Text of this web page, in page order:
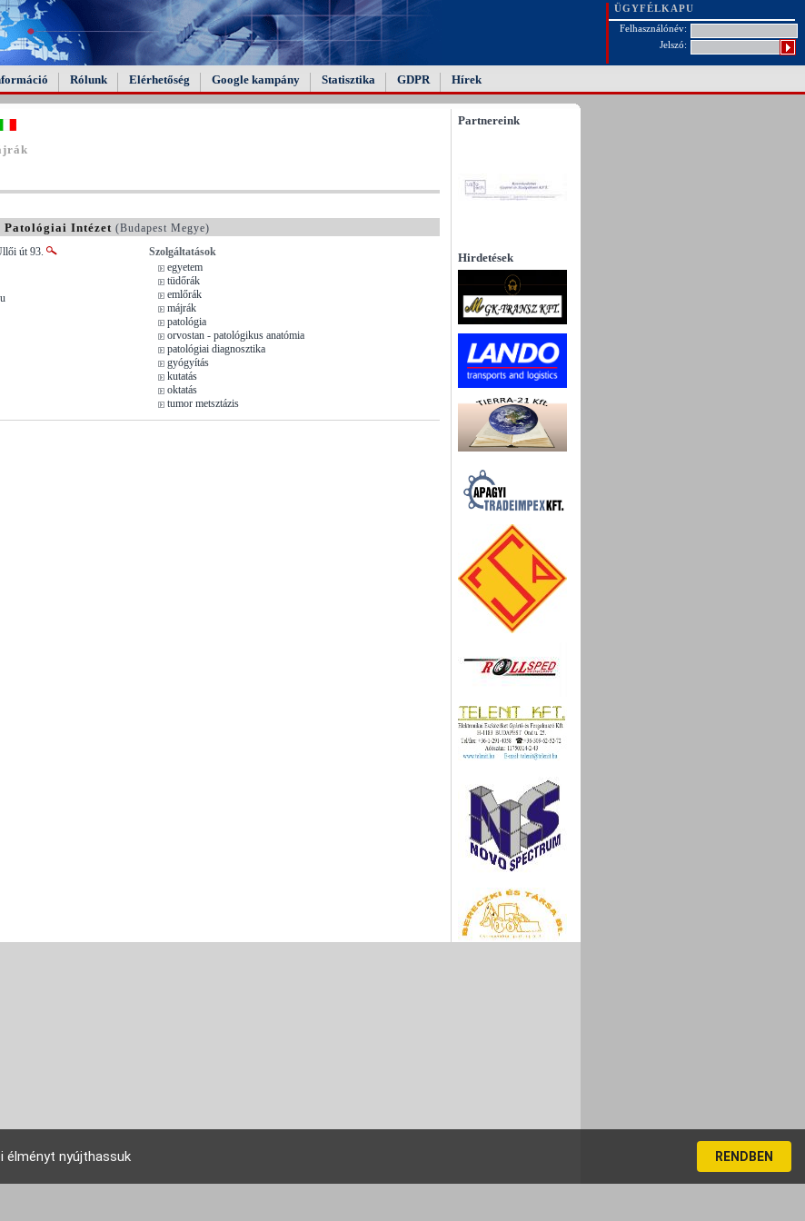
ÜGYFÉLKAPU
Felhasználónév:
Jelszó:
Rólunk Elérhetőség Google kampány Statisztika GDPR Hírek
Patológiai Intézet (Budapest Megye)
út 93.
Szolgáltatások
egyetem
tüdőrák
emlőrák
májrák
patológia
orvostan - patológikus anatómia
patológiai diagnosztika
gyógyítás
kutatás
oktatás
tumor metsztázis
Partnereink
Hirdetések
élményt nyújthassuk RENDBEN